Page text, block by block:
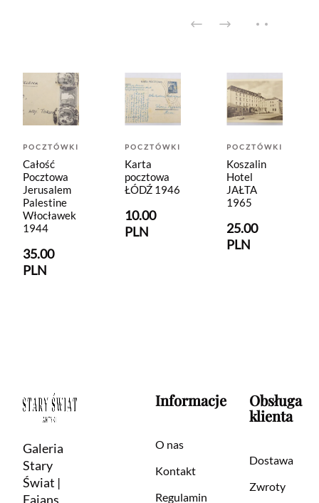
POCZTÓWKI
Całość
Pocztowa
Jerusalem
Palestine
Włocławek
1944
35.00
PLN
POCZTÓWKI
Karta
pocztowa
ŁÓDŹ 1946
10.00
PLN
POCZTÓWKI
Koszalin
Hotel
JAŁTA
1965
25.00
PLN
Galeria
Stary
Świat |
Fajans
Informacje
O nas
Kontakt
Regulamin
Obsługa
klienta
Dostawa
Zwroty